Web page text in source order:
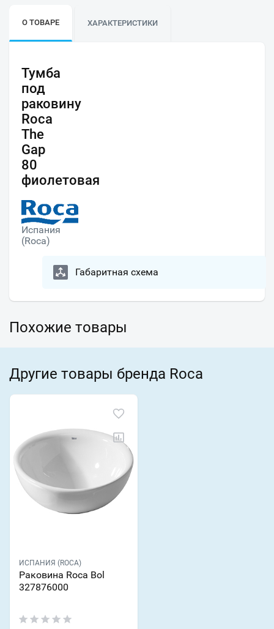
О ТОВАРЕ ХАРАКТЕРИСТИКИ
Тумба
под
раковину
Roca
The
Gap
80
фиолетовая
Испания
(Roca)
Габаритная схема
Похожие товары
Другие товары бренда Roca
ИСПАНИЯ (ROCA)
Раковина Roca Bol
327876000